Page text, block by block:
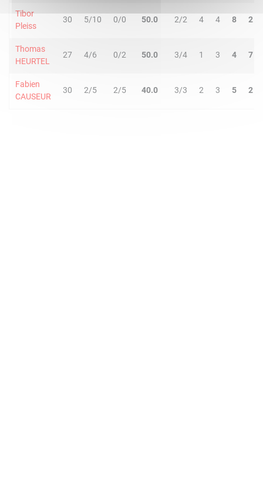
Tibor
Pleiss
30 5/10 0/0 50.0 2/2 4 4 8 2
Thomas
HEURTEL
27 4/6 0/2 50.0 3/4 1 3 4 7
Fabien
CAUSEUR
30 2/5 2/5 40.0 3/3 2 3 5 2